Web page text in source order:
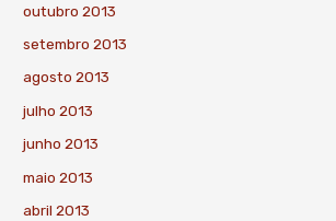
outubro 2013
setembro 2013
agosto 2013
julho 2013
junho 2013
maio 2013
abril 2013